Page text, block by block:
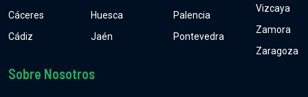
Cáceres
Cádiz
Huesca
Jaén
Palencia
Pontevedra
Vizcaya
Zamora
Zaragoza
Sobre Nosotros